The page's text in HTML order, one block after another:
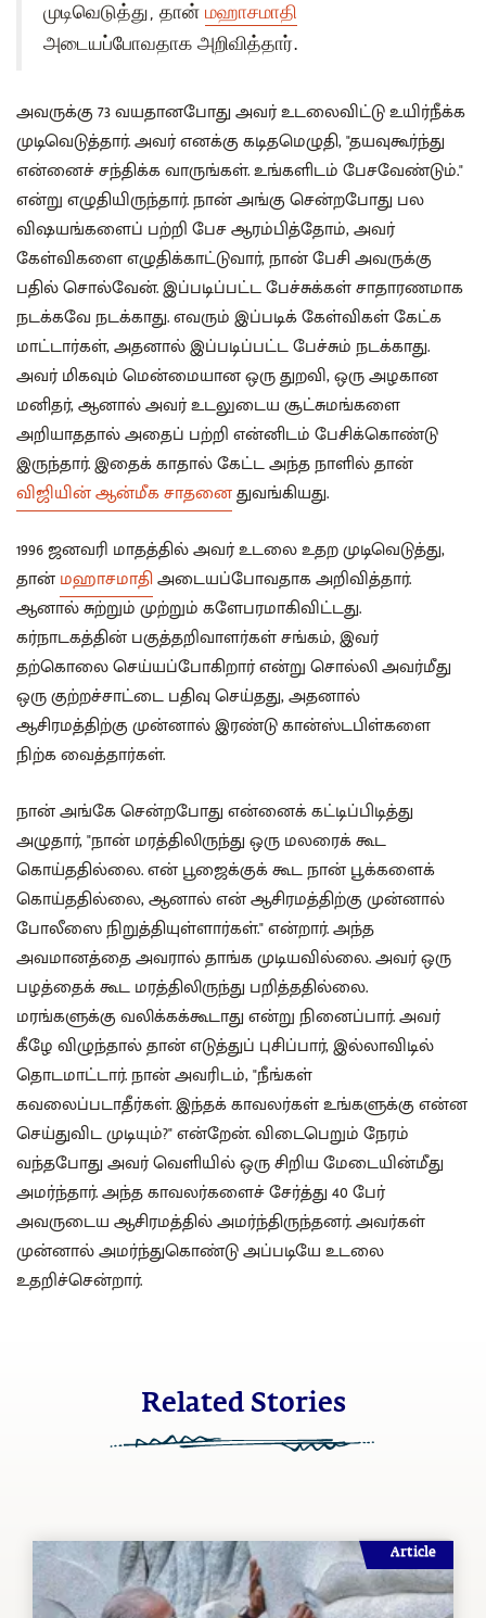
முடிவெடுத்து, தான் மஹாசமாதி
அடையப்போவதாக அறிவித்தார்.
அவருக்கு 73 வயதானபோது அவர் உடலைவிட்டு உயிர்நீக்க
முடிவெடுத்தார். அவர் எனக்கு கடிதமெழுதி, "தயவுகூர்ந்து
என்னைச் சந்திக்க வாருங்கள். உங்களிடம் பேசவேண்டும்."
என்று எழுதியிருந்தார். நான் அங்கு சென்றபோது பல
விஷயங்களைப் பற்றி பேச ஆரம்பித்தோம், அவர்
கேள்விகளை எழுதிக்காட்டுவார், நான் பேசி அவருக்கு
பதில் சொல்வேன். இப்படிப்பட்ட பேச்சுக்கள் சாதாரணமாக
நடக்கவே நடக்காது. எவரும் இப்படிக் கேள்விகள் கேட்க
மாட்டார்கள், அதனால் இப்படிப்பட்ட பேச்சும் நடக்காது.
அவர் மிகவும் மென்மையான ஒரு துறவி, ஒரு அழகான
மனிதர், ஆனால் அவர் உடலுடைய சூட்சுமங்களை
அறியாததால் அதைப் பற்றி என்னிடம் பேசிக்கொண்டு
இருந்தார். இதைக் காதால் கேட்ட அந்த நாளில் தான்
விஜியின் ஆன்மீக சாதனைதுவங்கியது.
1996 ஜனவரி மாதத்தில் அவர் உடலை உதற முடிவெடுத்து,
தான்மஹாசமாதிஅடையப்போவதாக அறிவித்தார்.
ஆனால் சுற்றும் முற்றும் களேபரமாகிவிட்டது.
கர்நாடகத்தின் பகுத்தறிவாளர்கள் சங்கம், இவர்
தற்கொலை செய்யப்போகிறார் என்று சொல்லி அவர்மீது
ஒரு குற்றச்சாட்டை பதிவு செய்தது, அதனால்
ஆசிரமத்திற்கு முன்னால் இரண்டு கான்ஸ்டபிள்களை
நிற்க வைத்தார்கள்.
நான் அங்கே சென்றபோது என்னைக் கட்டிப்பிடித்து
அழுதார், "நான் மரத்திலிருந்து ஒரு மலரைக் கூட
கொய்ததில்லை. என் பூஜைக்குக் கூட நான் பூக்களைக்
கொய்ததில்லை, ஆனால் என் ஆசிரமத்திற்கு முன்னால்
போலீஸை நிறுத்தியுள்ளார்கள்." என்றார். அந்த
அவமானத்தை அவரால் தாங்க முடியவில்லை. அவர் ஒரு
பழத்தைக் கூட மரத்திலிருந்து பறித்ததில்லை.
மரங்களுக்கு வலிக்கக்கூடாது என்று நினைப்பார். அவர்
கீழே விழுந்தால் தான் எடுத்துப் புசிப்பார், இல்லாவிடில்
தொடமாட்டார். நான் அவரிடம், "நீங்கள்
கவலைப்படாதீர்கள். இந்தக் காவலர்கள் உங்களுக்கு என்ன
செய்துவிட முடியும்?" என்றேன். விடைபெறும் நேரம்
வந்தபோது அவர் வெளியில் ஒரு சிறிய மேடையின்மீது
அமர்ந்தார். அந்த காவலர்களைச் சேர்த்து 40 பேர்
அவருடைய ஆசிரமத்தில் அமர்ந்திருந்தனர். அவர்கள்
முன்னால் அமர்ந்துகொண்டு அப்படியே உடலை
உதறிச்சென்றார்.
Related Stories
Article